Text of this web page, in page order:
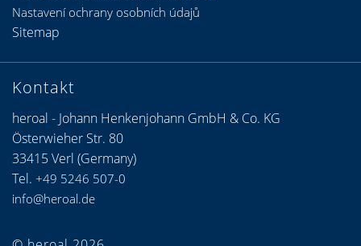
Kontakt
heroal - Johann Henkenjohann GmbH & Co. KG
Österwieher Str. 80
33415 Verl (Germany)
Tel. +49 5246 507-0
info@heroal.de
Nastavení ochrany osobních údajů
Sitemap